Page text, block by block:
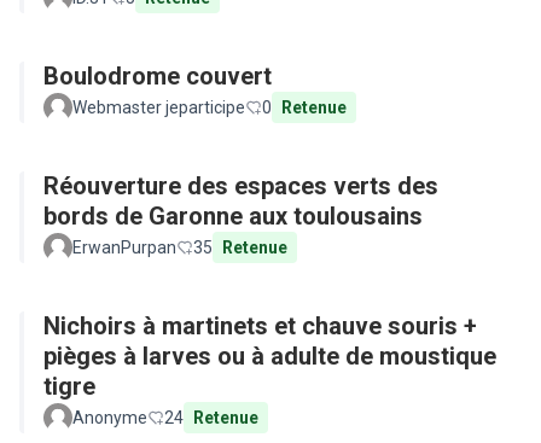
Boulodrome couvert
Webmaster jeparticipe 0 Retenue
Réouverture des espaces verts des
bords de Garonne aux toulousains
ErwanPurpan 35 Retenue
Nichoirs à martinets et chauve souris +
pièges à larves ou à adulte de moustique
tigre
Anonyme 24 Retenue